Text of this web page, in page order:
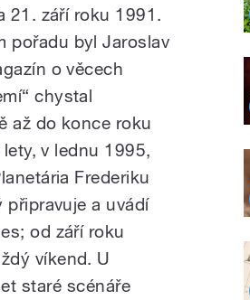
21. září roku 1991.
pořadu byl Jaroslav
o věcech
chystal
až do konce roku
v lednu 1995,
Frederiku
připravuje a uvádí
od září roku
víkend. U
staré scénáře